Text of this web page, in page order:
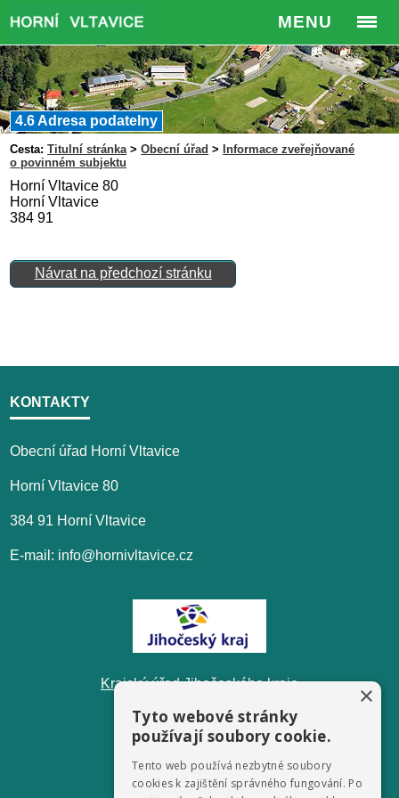
MENU
4.6 Adresa podatelny
Cesta: Titulní stránka>Obecní úřad > Informace zveřejňované
o povinném subjektu
Horní Vltavice 80
Horní Vltavice
384 91
Návrat na předchozí stránku
KONTAKTY
Obecní úřad Horní Vltavice
Horní Vltavice 80
384 91 Horní Vltavice
E-mail: info@hornivltavice.cz
Krajský úřad Jihočeského kraje ×
Tyto webové stránky
používají soubory cookie.
Tento web používá nezbytné soubory
cookies k zajištění správného fungování. Po